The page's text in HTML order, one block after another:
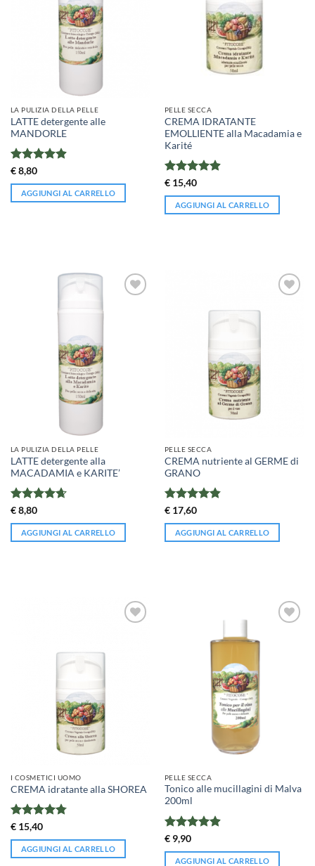
LA PULIZIA DELLA PELLE
LATTE detergente alle
MANDORLE
Valutato
4.92su 5
€8,80
AGGIUNGI AL CARRELLO
PELLE SECCA
CREMA IDRATANTE
EMOLLIENTE alla Macadamia e
Karité
Valutato
4.88su 5
€15,40
AGGIUNGI AL CARRELLO
LA PULIZIA DELLA PELLE
LATTE detergente alla
MACADAMIA e KARITE’
Valutato
4.67su 5
€8,80
AGGIUNGI AL CARRELLO
PELLE SECCA
CREMA nutriente al GERME di
GRANO
Valutato
4.8su 5
€17,60
AGGIUNGI AL CARRELLO
I COSMETICI UOMO
CREMA idratante alla SHOREA
Valutato
4.78su 5
€15,40
AGGIUNGI AL CARRELLO
PELLE SECCA
Tonico alle mucillagini di Malva
200ml
Valutato
4.89su 5
€9,90
AGGIUNGI AL CARRELLO